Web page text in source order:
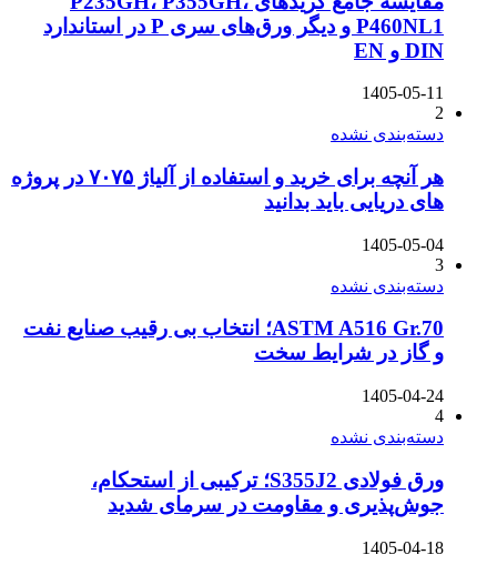
P460NL1 و دیگر ورق‌های سری P در استاندارد
DIN و EN
1405-05-11
2
دسته‌بندی نشده
هر آنچه برای خرید و استفاده از آلیاژ ۷۰۷۵ در پروژه
های دریایی باید بدانید
1405-05-04
3
دسته‌بندی نشده
ASTM A516 Gr.70؛ انتخاب بی رقیب صنایع نفت
و گاز در شرایط سخت
1405-04-24
4
دسته‌بندی نشده
ورق فولادی S355J2؛ ترکیبی از استحکام،
جوش‌پذیری و مقاومت در سرمای شدید
1405-04-18